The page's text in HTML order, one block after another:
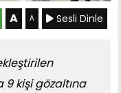
A A Sesli Dinle
9 kişi gözaltına